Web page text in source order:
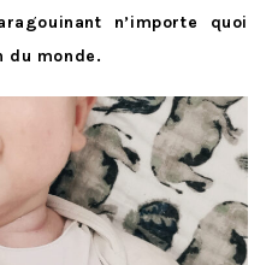
n’importe quoi
du monde.